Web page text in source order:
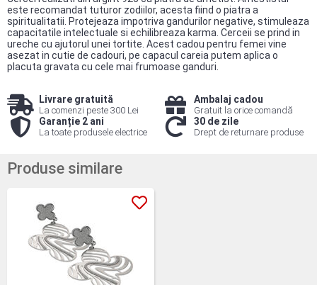
este recomandat tuturor zodiilor, acesta fiind o piatra a
spiritualitatii. Protejeaza impotriva gandurilor negative, stimuleaza
capacitatile intelectuale si echilibreaza karma. Cerceii se prind in
ureche cu ajutorul unei tortite. Acest cadou pentru femei vine
asezat in cutie de cadouri, pe capacul careia putem aplica o
placuta gravata cu cele mai frumoase ganduri.
Livrare gratuită
La comenzi peste 300 Lei
Ambalaj cadou
Gratuit la orice comandă
Garanție 2 ani
La toate produsele electrice
30 de zile
Drept de returnare produse
Produse similare